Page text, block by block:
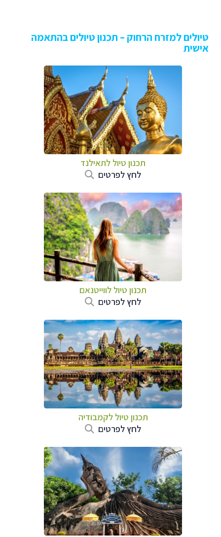
טיולים למזרח הרחוק – תכנון טיולים בהתאמה
אישית
תכנון טיול לתאילנד
לחץ לפרטים
תכנון טיול לווייטנאם
לחץ לפרטים
תכנון טיול לקמבודיה
לחץ לפרטים